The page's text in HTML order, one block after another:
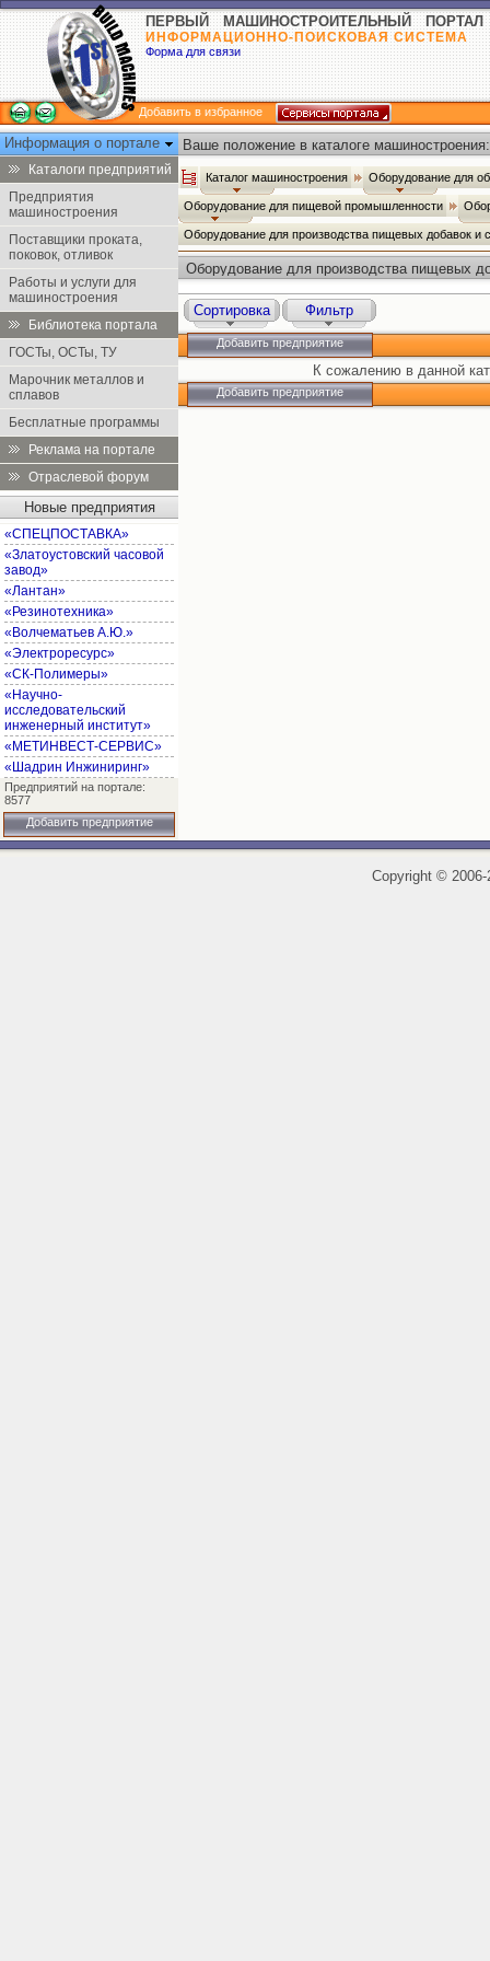
ПЕРВЫЙ МАШИНОСТРОИТЕЛЬНЫЙ ПОРТАЛ
ИНФОРМАЦИОННО-ПОИСКОВАЯ СИСТЕМА
Форма для связи
Добавить в избранное
Информация о портале
Каталоги предприятий
Предприятия
машиностроения
Поставщики проката,
поковок, отливок
Работы и услуги для
машиностроения
Библиотека портала
ГОСТы, ОСТы, ТУ
Марочник металлов и
сплавов
Бесплатные программы
Реклама на портале
Отраслевой форум
Новые предприятия
«СПЕЦПОСТАВКА»
«Златоустовский часовой
завод»
«Лантан»
«Резинотехника»
«Волчематьев А.Ю.»
«Электроресурс»
«СК-Полимеры»
«Научно-
исследовательский
инженерный институт»
«МЕТИНВЕСТ-СЕРВИС»
«Шадрин Инжиниринг»
Предприятий на портале:
8577
Добавить предприятие
Ваше положение в каталоге машиностроения:
Каталог машиностроения Оборудование для
Оборудование для пищевой промышленности
Оборудование для производства пищевых добавок и
Оборудование для производства пищевых
Сортировка Фильтр
Добавить предприятие
К сожалению в данной
Добавить предприятие
Copyright ©